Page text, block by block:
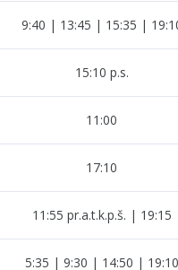
9:40 | 13:45 | 15:35 |
15:10 p.s.
11:00
17:10
11:55 pr.a.t.k.p.š. | 19:15
5:35 | 9:30 | 14:50 | 19:10